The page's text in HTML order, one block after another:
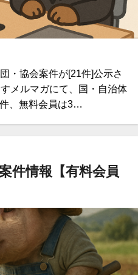
・協会案件が[21件]公示さ
メルマガにて、国・自治体
、無料会員は3…
件情報【有料会員